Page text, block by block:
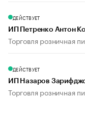
ДЕЙСТВУЕТ
ИП Петренко Антон
Торговля розничная
ДЕЙСТВУЕТ
ИП Назаров
Торговля розничная